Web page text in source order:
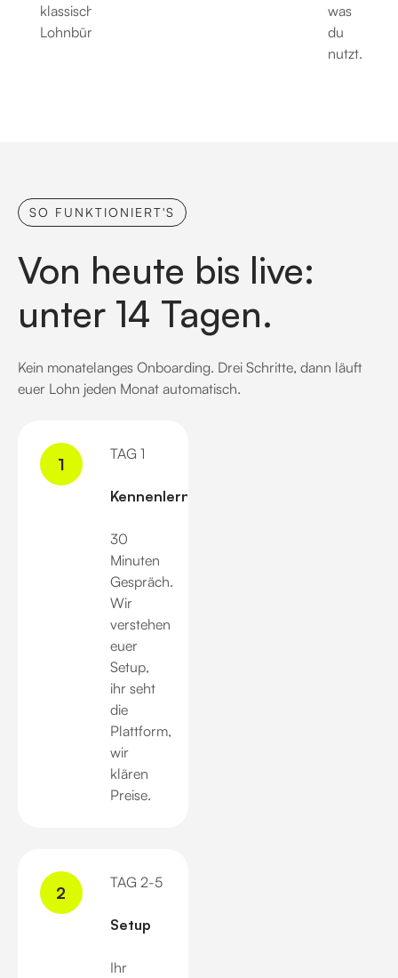
klassisches
Lohnbüro.
was
du
nutzt.
SO FUNKTIONIERT'S
Von heute bis live:
unter 14 Tagen.
Kein monatelanges Onboarding. Drei Schritte, dann läuft
euer Lohn jeden Monat automatisch.
1
TAG 1
Kennenlernen
30
Minuten
Gespräch.
Wir
verstehen
euer
Setup,
ihr seht
die
Plattform,
wir
klären
Preise.
2
TAG 2-5
Setup
Ihr